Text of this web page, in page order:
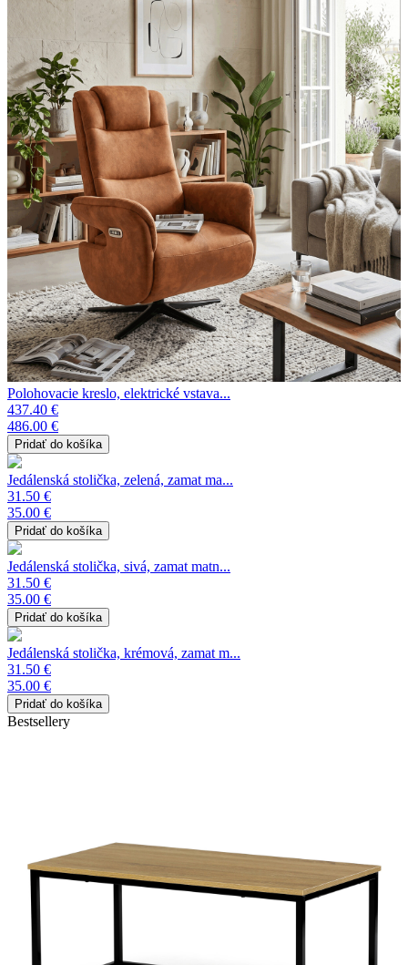
Polohovacie kreslo, elektrické vstava...
437.40 €
486.00 €
Jedálenská stolička, zelená, zamat ma...
31.50 €
35.00 €
Jedálenská stolička, sivá, zamat matn...
31.50 €
35.00 €
Jedálenská stolička, krémová, zamat m...
31.50 €
35.00 €
Bestsellery